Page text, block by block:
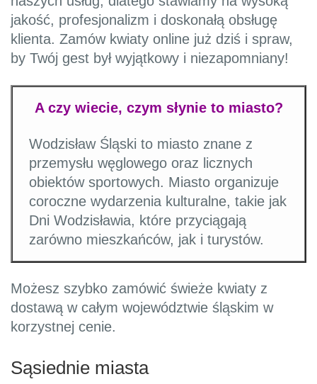
jakość, profesjonalizm i doskonałą obsługę
klienta. Zamów kwiaty online już dziś i spraw,
by Twój gest był wyjątkowy i niezapomniany!
A czy wiecie, czym słynie to miasto?
Wodzisław Śląski to miasto znane z
przemysłu węglowego oraz licznych
obiektów sportowych. Miasto organizuje
coroczne wydarzenia kulturalne, takie jak
Dni Wodzisławia, które przyciągają
zarówno mieszkańców, jak i turystów.
Możesz szybko zamówić świeże kwiaty z
dostawą w całym województwie śląskim w
korzystnej cenie.
Sąsiednie miasta